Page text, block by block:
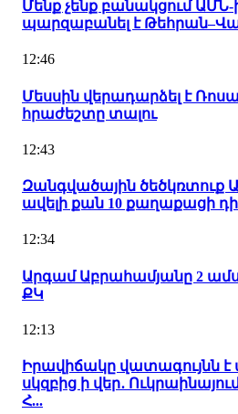
Մենք չենք բանակցում ԱՄՆ-
պարզաբանել է
12:46
Մեսսին վերադարձել է
հրաժեշտը տալու
12:43
Զանգվածային ծեծկռտուք
ավելի քան 10 քաղաքացի
12:34
Արգամ Աբրահամյանը 2
ՔԿ
12:13
Իրավիճակը վատագույնն
սկզբից ի վեր․
Հ...